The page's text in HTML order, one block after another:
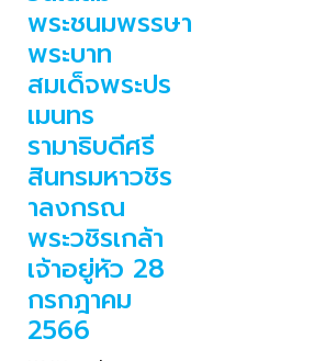
พระชนมพรรษา
พระบาท
สมเด็จพระปร
เมนทร
รามาธิบดีศรี
สินทรมหาวชิร
าลงกรณ
พระวชิรเกล้า
เจ้าอยู่หัว 28
กรกฎาคม
2566